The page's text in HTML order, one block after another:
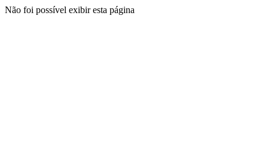
Não foi possível exibir esta página